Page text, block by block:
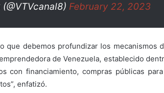
February 22, 2023
que debemos profundizar los mecanismos
de Venezuela, establecido
con financiamiento, compras públicas
enfatizó.